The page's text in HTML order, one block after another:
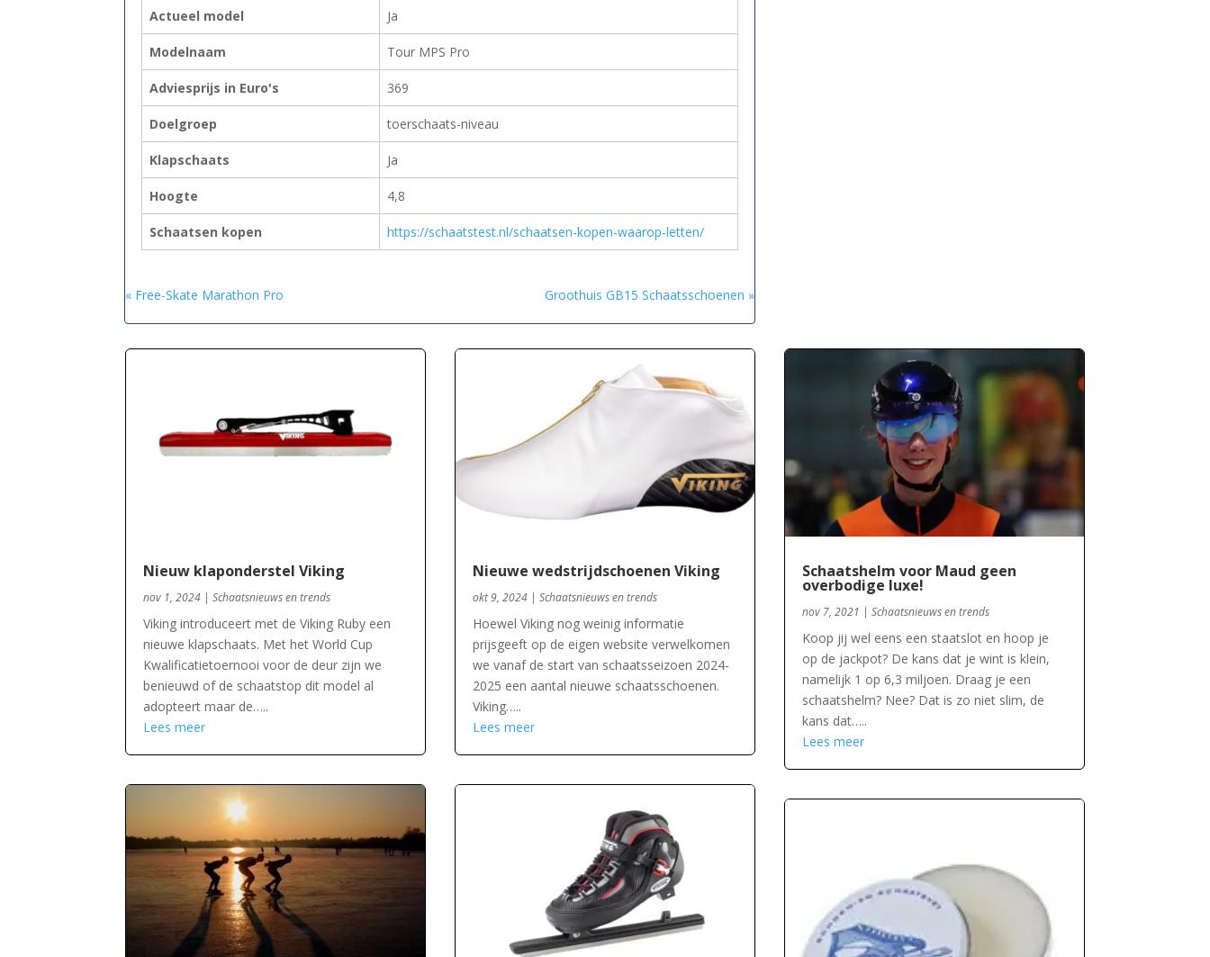
Actueel model Ja
Modelnaam Tour MPS Pro
Adviesprijs in Euro's 369
Doelgroep toerschaats-niveau
Klapschaats Ja
Hoogte 4,8
Schaatsen kopen https://schaatstest.nl/schaatsen-kopen-waarop-letten/
« Free-Skate Marathon Pro Groothuis GB15 Schaatsschoenen »
Nieuw klaponderstel Viking
nov 1, 2024 |Schaatsnieuws en trends
Viking introduceert met de Viking Ruby een
nieuwe klapschaats. Met het World Cup
Kwalificatietoernooi voor de deur zijn we
benieuwd of de schaatstop dit model al
adopteert maar de…..
Lees meer
Nieuwe wedstrijdschoenen Viking
okt 9, 2024 |Schaatsnieuws en trends
Hoewel Viking nog weinig informatie
prijsgeeft op de eigen website verwelkomen
we vanaf de start van schaatsseizoen 2024-
2025 een aantal nieuwe schaatsschoenen.
Viking…..
Lees meer
Schaatshelm voor Maud geen
overbodige luxe!
nov 7, 2021 | Schaatsnieuws en trends
Koop jij wel eens een staatslot en hoop je
op de jackpot? De kans dat je wint is klein,
namelijk 1 op 6,3 miljoen. Draag je een
schaatshelm? Nee? Dat is zo niet slim, de
kans dat…..
Lees meer